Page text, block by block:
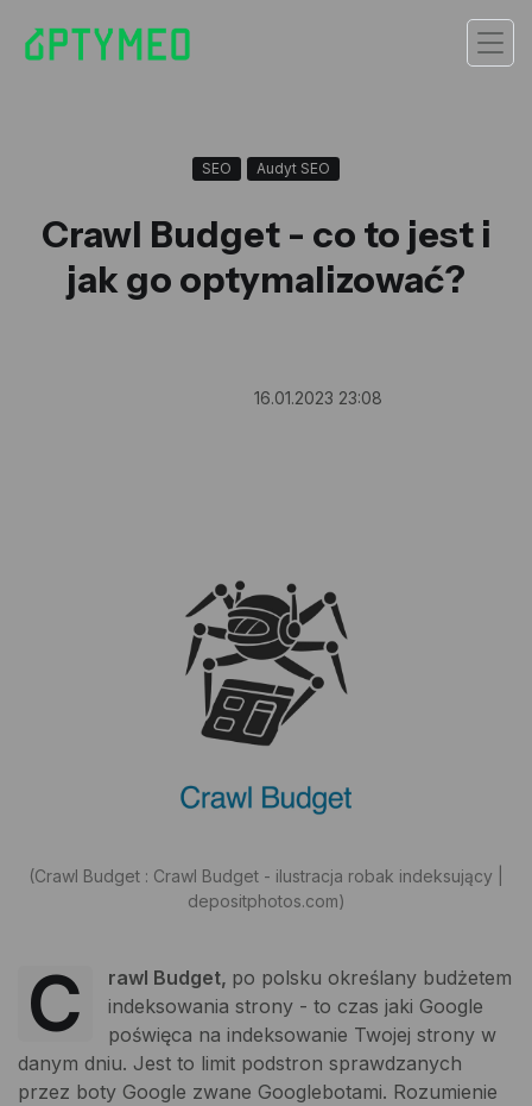
SEO Audyt SEO
Crawl Budget - co to jest i
jak go optymalizować?
16.01.2023 23:08
(Crawl Budget : Crawl Budget - ilustracja robak indeksujący |
depositphotos.com)
C rawl Budget, po polsku określany budżetem
indeksowania strony - to czas jaki Google
poświęca na indeksowanie Twojej strony w
danym dniu. Jest to limit podstron sprawdzanych
przez boty Google zwane Googlebotami. Rozumienie